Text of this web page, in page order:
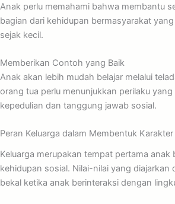
Anak perlu memahami bahwa membantu
bagian dari kehidupan bermasyarakat
sejak kecil.
Memberikan Contoh yang Baik
Anak akan lebih mudah belajar melalui
orang tua perlu menunjukkan perilaku
kepedulian dan tanggung jawab sosial.
Peran Keluarga dalam Membentuk
Keluarga merupakan tempat pertama anak
kehidupan sosial. Nilai-nilai yang diajarkan
bekal ketika anak berinteraksi dengan